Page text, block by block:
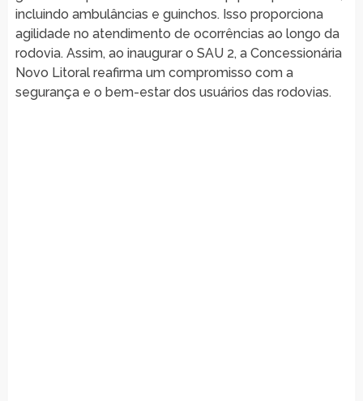
incluindo ambulâncias e guinchos. Isso proporciona
agilidade no atendimento de ocorrências ao longo da
rodovia. Assim, ao inaugurar o SAU 2, a Concessionária
Novo Litoral reafirma um compromisso com a
segurança e o bem-estar dos usuários das rodovias.